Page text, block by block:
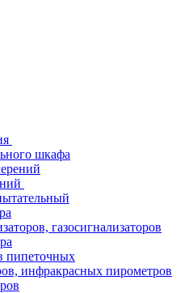
шкафа
газосигнализаторов
пипеточных
инфракрасных пирометров